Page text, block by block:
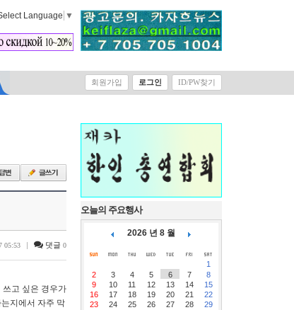
Language ▼
회원가입 로그인 ID/PW찾기
05:53 | 댓글 0
쓰고 싶은 경우가
지에서 자주 막
오늘의 주요행사
2026 년 8 월
1
2
3 4 5 6 7
8
9
10 11 12 13 14
15
16
17 18 19 20 21
22
23
24 25 26 27 28
29